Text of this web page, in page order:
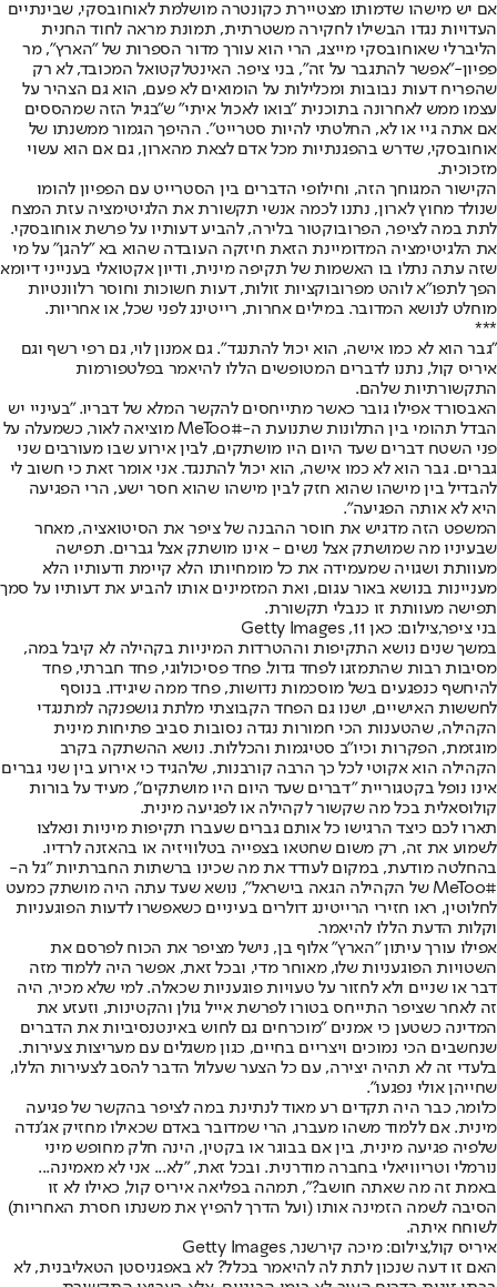
אם יש מישהו שדמותו מצטיירת כקונטרה מושלמת לאוחובסקי, שבינתיים
העדויות נגדו הבשילו לחקירה משטרתית, תמונת מראה לחוד החנית
הליברלי שאוחובסקי מייצג, הרי הוא עורך מדור הספרות של "הארץ", מר
פפיון-"אפשר להתגבר על זה", בני ציפר. האינטלקטואל המכובד, לא רק
שהפריח דעות נבובות ומכלילות על הומואים לא פעם, הוא גם הצהיר על
עצמו ממש לאחרונה בתוכנית "בואו לאכול איתי" ש"בגיל הזה שמהססים
אם אתה גיי או לא, החלטתי להיות סטרייט". ההיפך הגמור ממשנתו של
אוחובסקי, שדרש בהפגנתיות מכל אדם לצאת מהארון, גם אם הוא עשוי
מזכוכית.
הקישור המגוחך הזה, וחילופי הדברים בין הסטרייט עם הפפיון להומו
שנולד מחוץ לארון, נתנו לכמה אנשי תקשורת את הלגיטימציה עזת המצח
לתת במה לציפר, הפרובוקטור בלירה, להביע דעותיו על פרשת אוחובסקי.
את הלגיטימציה המדומיינת הזאת חיזקה העובדה שהוא בא "להגן" על מי
שזה עתה נתלו בו האשמות של תקיפה מינית, ודיון אקטואלי בענייני דיומא
הפך לתפו"א לוהט מפרובוקציות זולות, דעות חשוכות וחוסר רלוונטיות
מוחלט לנושא המדובר. במילים אחרות, רייטינג לפני שכל, או אחריות.
***
"גבר הוא לא כמו אישה, הוא יכול להתנגד". גם אמנון לוי, גם רפי רשף וגם
איריס קול, נתנו לדברים המטופשים הללו להיאמר בפלטפורמות
התקשורתיות שלהם.
האבסורד אפילו גובר כאשר מתייחסים להקשר המלא של דבריו. "בעיניי יש
הבדל תהומי בין התלונות שתנועת ה-#MeToo מוציאה לאור, כשמעלה על
פני השטח דברים שעד היום היו מושתקים, לבין אירוע שבו מעורבים שני
גברים. גבר הוא לא כמו אישה, הוא יכול להתנגד. אני אומר זאת כי חשוב לי
להבדיל בין מישהו שהוא חזק לבין מישהו שהוא חסר ישע, הרי הפגיעה
היא לא אותה הפגיעה".
המשפט הזה מדגיש את חוסר ההבנה של ציפר את הסיטואציה, מאחר
שבעיניו מה שמושתק אצל נשים - אינו מושתק אצל גברים. תפישה
מעוותת ושגויה שמעמידה את כל מומחיותו הלא קיימת ודעותיו הלא
מעניינות בנושא באור עגום, ואת המזמינים אותו להביע את דעותיו על סמך
תפישה מעוותת זו כנבלי תקשורת.
בני ציפר,צילום: כאן 11, Getty Images
במשך שנים נושא התקיפות וההטרדות המיניות בקהילה לא קיבל במה,
מסיבות רבות שהתמזגו לפחד גדול. פחד פסיכולוגי, פחד חברתי, פחד
להיחשף כנפגעים בשל מוסכמות נדושות, פחד ממה שיגידו. בנוסף
לחששות האישיים, ישנו גם הפחד הקבוצתי מלתת גושפנקה למתנגדי
הקהילה, שהטענות הכי חמורות נגדה נסובות סביב פתיחות מינית
מוגזמת, הפקרות וכיו"ב סטיגמות והכללות. נושא ההשתקה בקרב
הקהילה הוא אקוטי לכל כך הרבה קורבנות, שלהגיד כי אירוע בין שני גברים
אינו נופל בקטגוריית "דברים שעד היום היו מושתקים", מעיד על בורות
קולוסאלית בכל מה שקשור לקהילה או לפגיעה מינית.
תארו לכם כיצד הרגישו כל אותם גברים שעברו תקיפות מיניות ונאלצו
לשמוע את זה, רק משום שחטאו בצפייה בטלוויזיה או בהאזנה לרדיו.
בהחלטה מודעת, במקום לעודד את מה שכינו ברשתות החברתיות "גל ה-
#MeToo של הקהילה הגאה בישראל", נושא שעד עתה היה מושתק כמעט
לחלוטין, ראו חזירי הרייטינג דולרים בעיניים כשאפשרו לדעות הפוגעניות
וקלות הדעת הללו להיאמר.
אפילו עורך עיתון "הארץ" אלוף בן, נישל מציפר את הכוח לפרסם את
השטויות הפוגעניות שלו, מאוחר מדי, ובכל זאת, אפשר היה ללמוד מזה
דבר או שניים ולא לחזור על טעויות פוגעניות שכאלה. למי שלא מכיר, היה
זה לאחר שציפר התייחס בטורו לפרשת אייל גולן והקטינות, וזעזע את
המדינה כשטען כי אמנים "מוכרחים גם לחוש באינטנסיביות את הדברים
שנחשבים הכי נמוכים ויצריים בחיים, כגון משגלים עם מעריצות צעירות.
בלעדי זה לא תהיה יצירה, עם כל הצער שעלול הדבר להסב לצעירות הללו,
שחייהן אולי נפגעו".
כלומר, כבר היה תקדים רע מאוד לנתינת במה לציפר בהקשר של פגיעה
מינית. אם ללמוד משהו מעברו, הרי שמדובר באדם שכאילו מחזיק אג'נדה
שלפיה פגיעה מינית, בין אם בבוגר או בקטין, הינה חלק מחופש מיני
נורמלי וטריוויאלי בחברה מודרנית. ובכל זאת, "לא... אני לא מאמינה...
באמת זה מה שאתה חושב?", תמהה בפליאה איריס קול, כאילו לא זו
הסיבה לשמה הזמינה אותו (ועל הדרך להפיץ את משנתו חסרת האחריות)
לשוחח איתה.
איריס קול,צילום: מיכה קירשנר, Getty Images
האם זו דעה שנכון לתת לה להיאמר בכלל? לא באפגניסטן הטאליבנית, לא